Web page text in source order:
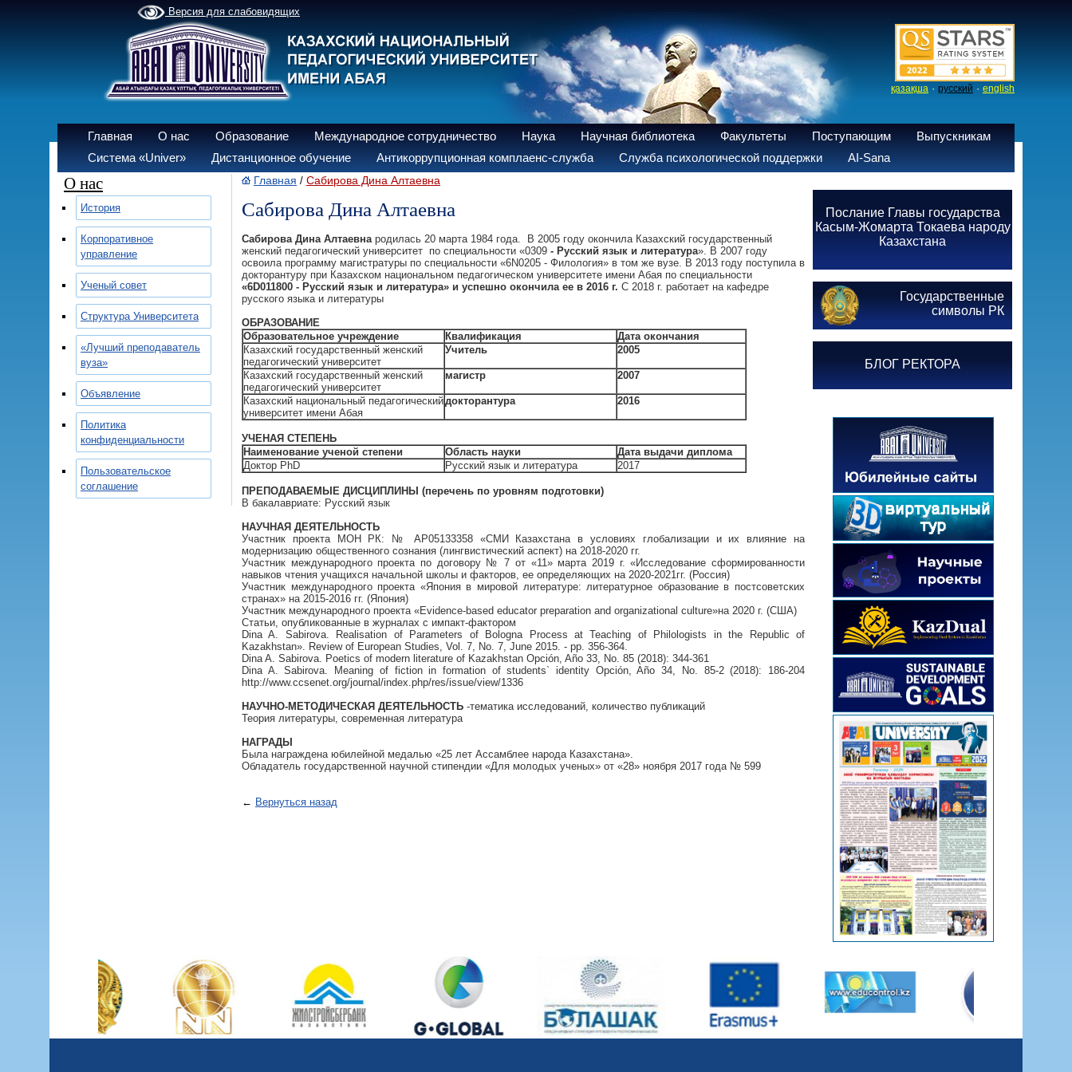
Версия для слабовидящих
қазақша · русский · english
Главная О нас Образование Международное сотрудничество Наука Научная библиотека Факультеты Поступающим
Выпускникам
Система «Univer»
Дистанционное обучение Антикоррупционная комплаенс-служба Служба психологической поддержки AI-Sana
О нас
История
Корпоративное
управление
Ученый совет
Структура Университета
«Лучший преподаватель
вуза»
Объявление
Политика
конфиденциальности
Пользовательское
соглашение
Главная / Сабирова Дина Алтаевна
Сабирова Дина Алтаевна
Сабирова Дина Алтаевнародилась 20 марта 1984 года. В 2005 году окончила Казахский государственный
женский педагогический университет по специальности «0309 - Русский язык и литература». В 2007 году
освоила программу магистратуры по специальности «6N0205 - Филология» в том же вузе. В 2013 году поступила в
докторантуру при Казахском национальном педагогическом университете имени Абая по специальности
«6D011800 - Русский язык и литература» и успешно окончила ее в 2016 г. С 2018 г. работает на кафедре
русского языка и литературы
ОБРАЗОВАНИЕ
Образовательное учреждение
Квалификация
Дата окончания
Казахский государственный женский
педагогический университет
Учитель 2005
Казахский государственный женский
педагогический университет
магистр 2007
Казахский национальный педагогический
университет имени Абая
докторантура 2016
УЧЕНАЯ СТЕПЕНЬ
Наименование ученой степени
Область науки
Дата выдачи диплома
Доктор PhD
Русский язык и литература 2017
ПРЕПОДАВАЕМЫЕ ДИСЦИПЛИНЫ (перечень по уровням подготовки)
В бакалавриате: Русский язык
НАУЧНАЯ ДЕЯТЕЛЬНОСТЬ
Участник проекта МОН РК: № АР05133358 «СМИ Казахстана в условиях глобализации и их влияние на
модернизацию общественного сознания (лингвистический аспект) на 2018-2020 гг.
Участник международного проекта по договору № 7 от «11» марта 2019 г. «Исследование сформированности
навыков чтения учащихся начальной школы и факторов, ее определяющих на 2020-2021гг. (Россия)
Участник международного проекта «Япония в мировой литературе: литературное образование в постсоветских
странах» на 2015-2016 гг. (Япония)
Участник международного проекта «Evidence-based educator preparation and organizational culture»на 2020 г. (США)
Статьи, опубликованные в журналах с импакт-фактором
Dina A. Sabirova. Realisation of Parameters of Bologna Process at Teaching of Philologists in the Republic of
Kazakhstan». Review of European Studies, Vol. 7, No. 7, June 2015. - pp. 356-364.
Dina A. Sabirova. Poetics of modern literature of Kazakhstan Opción, Año 33, No. 85 (2018): 344-361
Dina A. Sabirova. Meaning of fiction in formation of students` identity Opción, Año 34, No. 85-2 (2018): 186-204
http://www.ccsenet.org/journal/index.php/res/issue/view/1336
НАУЧНО-МЕТОДИЧЕСКАЯ ДЕЯТЕЛЬНОСТЬ -тематика исследований, количество публикаций
Теория литературы, современная литература
НАГРАДЫ
Была награждена юбилейной медалью «25 лет Ассамблее народа Казахстана».
Обладатель государственной научной стипендии «Для молодых ученых» от «28» ноября 2017 года № 599
← Вернуться назад
Послание Главы государства
Касым-Жомарта Токаева народу
Казахстана
Государственные
символы РК
БЛОГ РЕКТОРА